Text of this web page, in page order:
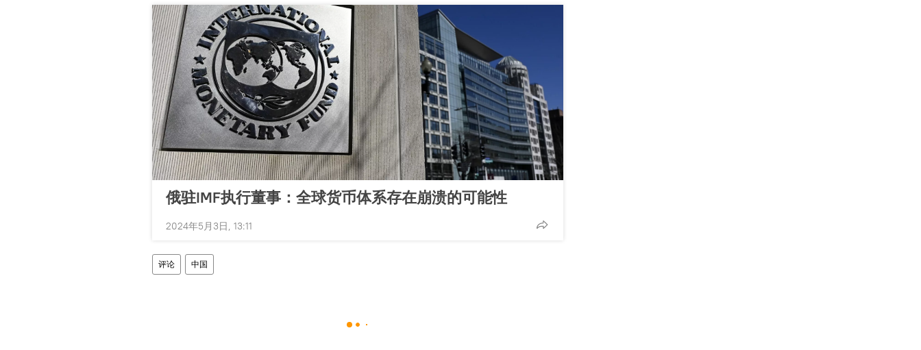
俄驻IMF执行董事：全球货币体系存在崩溃的可能性
2024年5月3日, 13:11
评论 中国